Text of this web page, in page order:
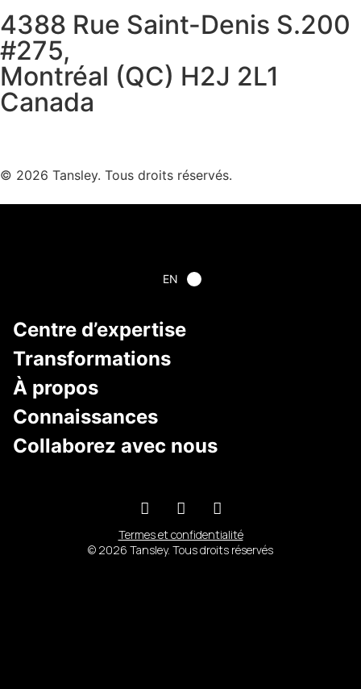
4388 Rue Saint-Denis S.200
#275,
Montréal (QC) H2J 2L1
Canada
© 2026 Tansley. Tous droits réservés.
EN
Centre d’expertise
Transformations
À propos
Connaissances
Collaborez avec nous
Termes et confidentialité
© 2026 Tansley. Tous droits réservés